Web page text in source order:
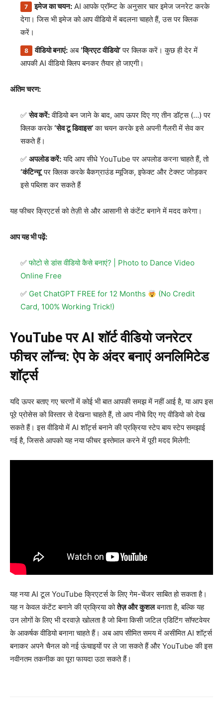
इमेज का चयन: AI आपके प्रॉम्प्ट के अनुसार चार इमेज जनरेट करके
देगा। जिस भी इमेज को आप वीडियो में बदलना चाहते हैं, उस पर क्लिक
करें।
वीडियो बनाएं: अब‘क्रिएट वीडियो’पर क्लिक करें। कुछ ही देर में
आपकी AI वीडियो क्लिप बनकर तैयार हो जाएगी।
अंतिम चरण:
सेव करें:वीडियो बन जाने के बाद, आप ऊपर दिए गए तीन डॉट्स (…) पर
क्लिक करके‘सेव टू डिवाइस’का चयन करके इसे अपनी गैलरी में सेव कर
सकते हैं।
अपलोड करें:यदि आप सीधे YouTube पर अपलोड करना चाहते हैं, तो
‘कंटिन्यू’पर क्लिक करके बैकग्राउंड म्यूजिक, इफेक्ट और टेक्स्ट जोड़कर
इसे पब्लिश कर सकते हैं
यह फीचर क्रिएटर्स को तेज़ी से और आसानी से कंटेंट बनाने में मदद करेगा।
आप यह भी पढ़ें:
फोटो से डांस वीडियो कैसे बनाएं? | Photo to Dance Video
Online Free
Get ChatGPT FREE for 12 Months
(No Credit
Card, 100% Working Trick!)
YouTube पर AI शॉर्ट वीडियो जनरेटर
फीचर लॉन्च: ऐप के अंदर बनाएं अनलिमिटेड
शॉर्ट्स
यदि ऊपर बताए गए चरणों में कोई भी बात आपकी समझ में नहीं आई है, या आप इस
पूरे प्रोसेस को विस्तार से देखना चाहते हैं, तो आप नीचे दिए गए वीडियो को देख
सकते हैं। इस वीडियो में AI शॉर्ट्स बनाने की प्रक्रिया स्टेप बाय स्टेप समझाई
गई है, जिससे आपको यह नया फीचर इस्तेमाल करने में पूरी मदद मिलेगी:
यह नया AI टूल YouTube क्रिएटर्स के लिए गेम-चेंजर साबित हो सकता है।
यह न केवल कंटेंट बनाने की प्रक्रिया कोतेज़ और कुशलबनाता है, बल्कि यह
उन लोगों के लिए भी दरवाज़े खोलता है जो बिना किसी जटिल एडिटिंग सॉफ्टवेयर
के आकर्षक वीडियो बनाना चाहते हैं। अब आप सीमित समय में असीमित AI शॉर्ट्स
बनाकर अपने चैनल को नई ऊंचाइयों पर ले जा सकते हैं और YouTube की इस
नवीनतम तकनीक का पूरा फायदा उठा सकते हैं।